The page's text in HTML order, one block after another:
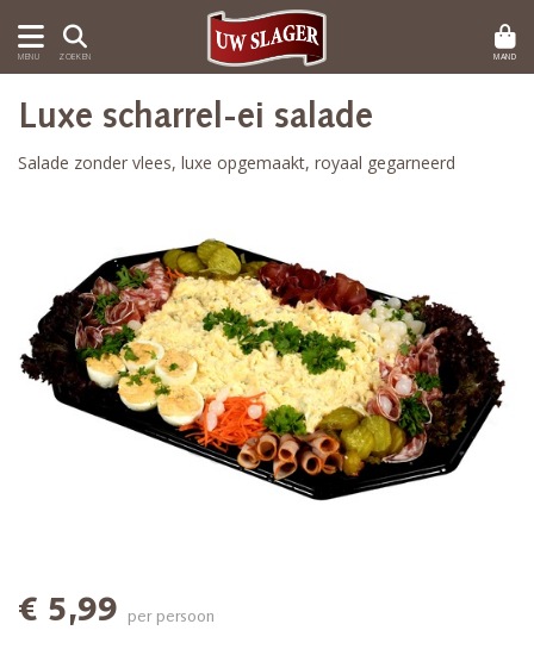
MENU ZOEKEN MAND
Luxe scharrel-ei salade
Salade zonder vlees, luxe opgemaakt, royaal gegarneerd
€ 5,99 per persoon